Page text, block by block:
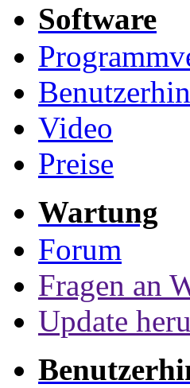
Software
Video
Preise
Wartung
Forum
Fragen an
Update